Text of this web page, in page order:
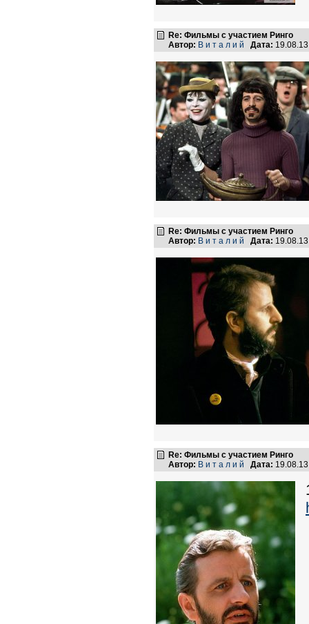
Re: Фильмы с участием Ринго
Автор: В и т а л и й Дата:
Re: Фильмы с участием Ринго
Автор: В и т а л и й Дата:
Re: Фильмы с участием Ринго
Автор: В и т а л и й Дата: